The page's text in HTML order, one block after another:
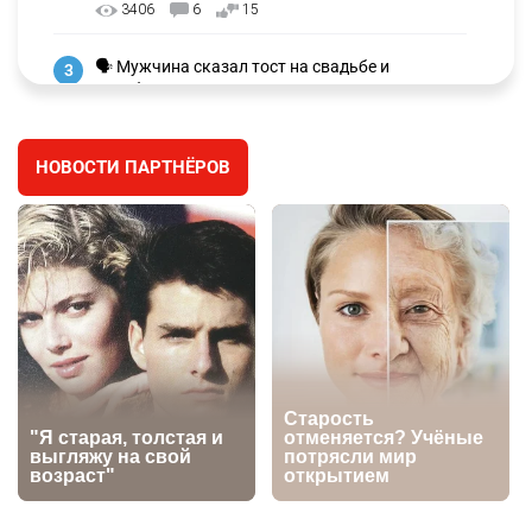
3406 6 15
3
🗣 Мужчина сказал тост на свадьбе и
заработал уголовное дело
🐏 Скота больше, а мясо дороже. Почему в
Казахстане продолжают расти цены на
баранину и конину
2791
5
🏠 Оправданному пастуху из Актобе подарили
квартиру
2590 7 74
6
👀 Опубликован список обладателей
образовательных грантов
НОВОСТИ ПАРТНЁРОВ